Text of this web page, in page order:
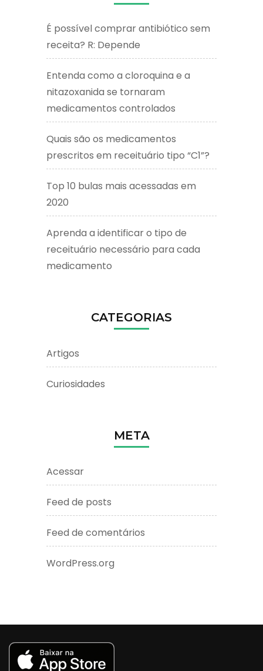
É possível comprar antibiótico sem
receita? R: Depende
Entenda como a cloroquina e a
nitazoxanida se tornaram
medicamentos controlados
Quais são os medicamentos
prescritos em receituário tipo “C1”?
Top 10 bulas mais acessadas em
2020
Aprenda a identificar o tipo de
receituário necessário para cada
medicamento
CATEGORIAS
Artigos
Curiosidades
META
Acessar
Feed de posts
Feed de comentários
WordPress.org